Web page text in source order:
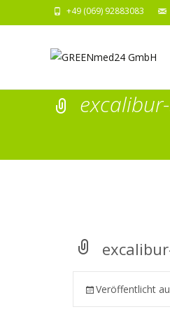
+49 (069) 92883083
Veröffentlicht